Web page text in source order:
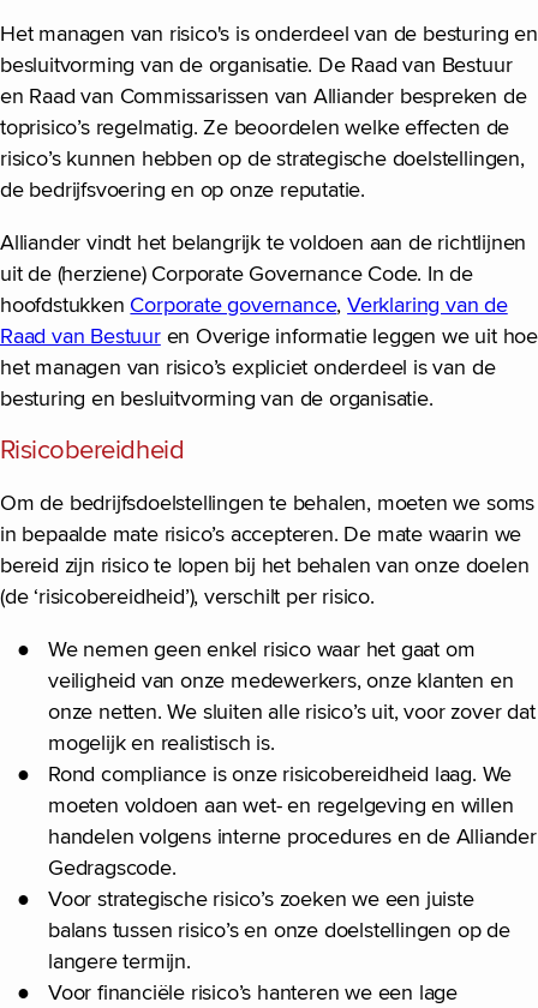
Het managen van risico's is onderdeel van de besturing en
besluitvorming van de organisatie. De Raad van Bestuur
en Raad van Commissarissen van Alliander bespreken de
toprisico’s regelmatig. Ze beoordelen welke effecten de
risico’s kunnen hebben op de strategische doelstellingen,
de bedrijfsvoering en op onze reputatie.
Alliander vindt het belangrijk te voldoen aan de richtlijnen
uit de (herziene) Corporate Governance Code. In de
hoofdstukken Corporate governance,Verklaring van de
Raad van Bestuuren Overige informatie leggen we uit hoe
het managen van risico’s expliciet onderdeel is van de
besturing en besluitvorming van de organisatie.
Risicobereidheid
Om de bedrijfsdoelstellingen te behalen, moeten we soms
in bepaalde mate risico’s accepteren. De mate waarin we
bereid zijn risico te lopen bij het behalen van onze doelen
(de ‘risicobereidheid’), verschilt per risico.
We nemen geen enkel risico waar het gaat om
veiligheid van onze medewerkers, onze klanten en
onze netten. We sluiten alle risico’s uit, voor zover dat
mogelijk en realistisch is.
Rond compliance is onze risicobereidheid laag. We
moeten voldoen aan wet- en regelgeving en willen
handelen volgens interne procedures en de Alliander
Gedragscode.
Voor strategische risico’s zoeken we een juiste
balans tussen risico’s en onze doelstellingen op de
langere termijn.
Voor financiële risico’s hanteren we een lage